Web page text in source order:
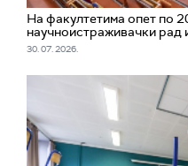
На факултетима опет по
научноистраживачки рад
30. 07. 2026.